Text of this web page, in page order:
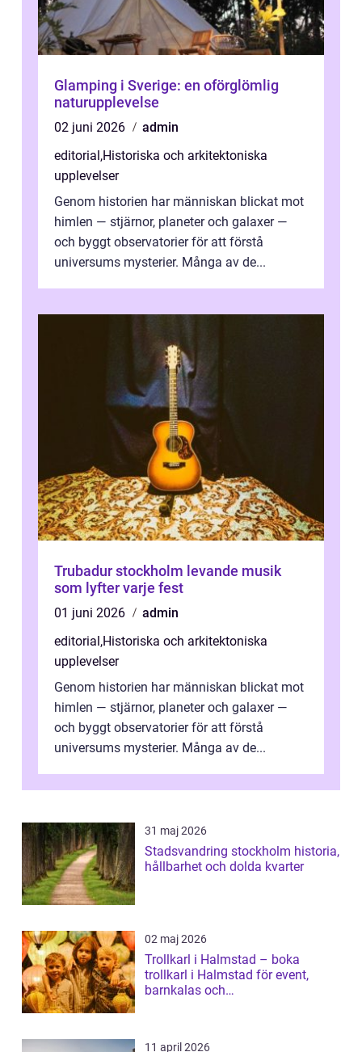
Glamping i Sverige: en oförglömlig
naturupplevelse
02 juni 2026
admin
editorial,Historiska och arkitektoniska
upplevelser
Genom historien har människan blickat mot
himlen — stjärnor, planeter och galaxer —
och byggt observatorier för att förstå
universums mysterier. Många av de...
Trubadur stockholm levande musik
som lyfter varje fest
01 juni 2026
admin
editorial,Historiska och arkitektoniska
upplevelser
Genom historien har människan blickat mot
himlen — stjärnor, planeter och galaxer —
och byggt observatorier för att förstå
universums mysterier. Många av de...
31 maj 2026
Stadsvandring stockholm historia,
hållbarhet och dolda kvarter
02 maj 2026
Trollkarl i Halmstad – boka
trollkarl i Halmstad för event,
barnkalas och
11 april 2026